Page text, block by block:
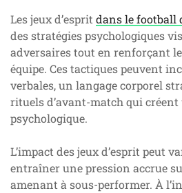
Les jeux d’espritdans le football
des stratégies psychologiques
adversaires tout en renforçant
équipe. Ces tactiques peuvent
verbales, un langage corporel
rituels d’avant-match qui
psychologique.
L’impact des jeux d’esprit peut
entraîner une pression accrue
amenant à sous-performer. À